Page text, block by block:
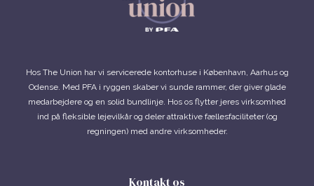
Hos The Union har vi servicerede kontorhuse i København, Aarhus og
Odense. Med PFA i ryggen skaber vi sunde rammer, der giver glade
medarbejdere og en solid bundlinje. Hos os flytter jeres virksomhed
ind på fleksible lejevilkår og deler attraktive fællesfaciliteter (og
regningen) med andre virksomheder.
Kontakt os